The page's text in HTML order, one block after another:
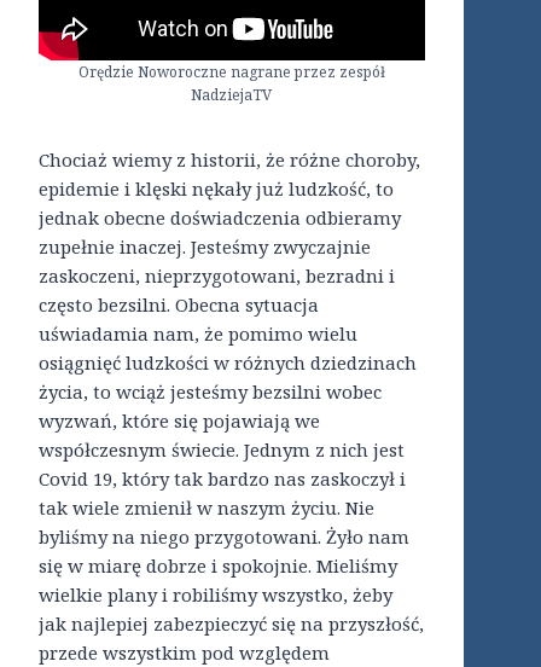
Orędzie Noworoczne nagrane przez zespół
NadziejaTV
Chociaż wiemy z historii, że różne choroby,
epidemie i klęski nękały już ludzkość, to
jednak obecne doświadczenia odbieramy
zupełnie inaczej. Jesteśmy zwyczajnie
zaskoczeni, nieprzygotowani, bezradni i
często bezsilni. Obecna sytuacja
uświadamia nam, że pomimo wielu
osiągnięć ludzkości w różnych dziedzinach
życia, to wciąż jesteśmy bezsilni wobec
wyzwań, które się pojawiają we
współczesnym świecie. Jednym z nich jest
Covid 19, który tak bardzo nas zaskoczył i
tak wiele zmienił w naszym życiu. Nie
byliśmy na niego przygotowani. Żyło nam
się w miarę dobrze i spokojnie. Mieliśmy
wielkie plany i robiliśmy wszystko, żeby
jak najlepiej zabezpieczyć się na przyszłość,
przede wszystkim pod względem